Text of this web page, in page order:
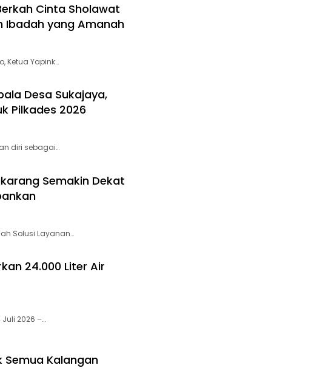
Cinta Sholawat
Ibadah yang Amanah
Ketua Yapink…
Desa Sukajaya,
Pilkades 2026
diri sebagai…
Semakin Dekat
Solusi Layanan…
24.000 Liter Air
Juli 2026 –…
Semua Kalangan